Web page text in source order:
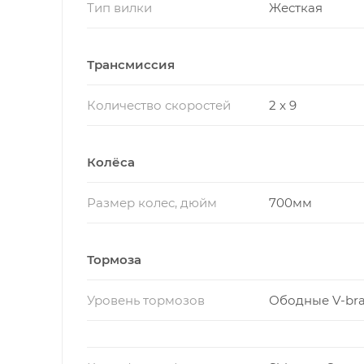
Тип вилки Жесткая
Трансмиссия
Количество скоростей 2 x 9
Колёса
Размер колес, дюйм 700мм
Тормоза
Уровень тормозов Ободные V-